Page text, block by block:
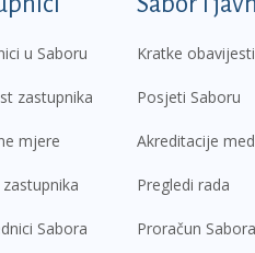
u Saboru
zastupnika
mjere
Sabora
Kratke obavijesti
Posjeti Saboru
Akreditacije
Pregledi rada
Proračun Sabora